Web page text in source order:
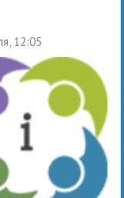
12:05